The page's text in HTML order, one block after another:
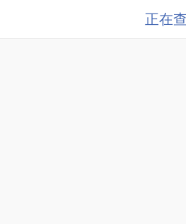
正在